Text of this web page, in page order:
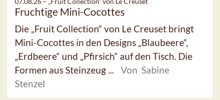
Fruchtige Mini-Cocottes
Die „Fruit Collection“ von Le Creuset bringt
Mini-Cocottes in den Designs „Blaubeere“,
„Erdbeere“ und „Pfirsich“ auf den Tisch. Die
Formen aus Steinzeug ...
Von Sabine
Stenzel